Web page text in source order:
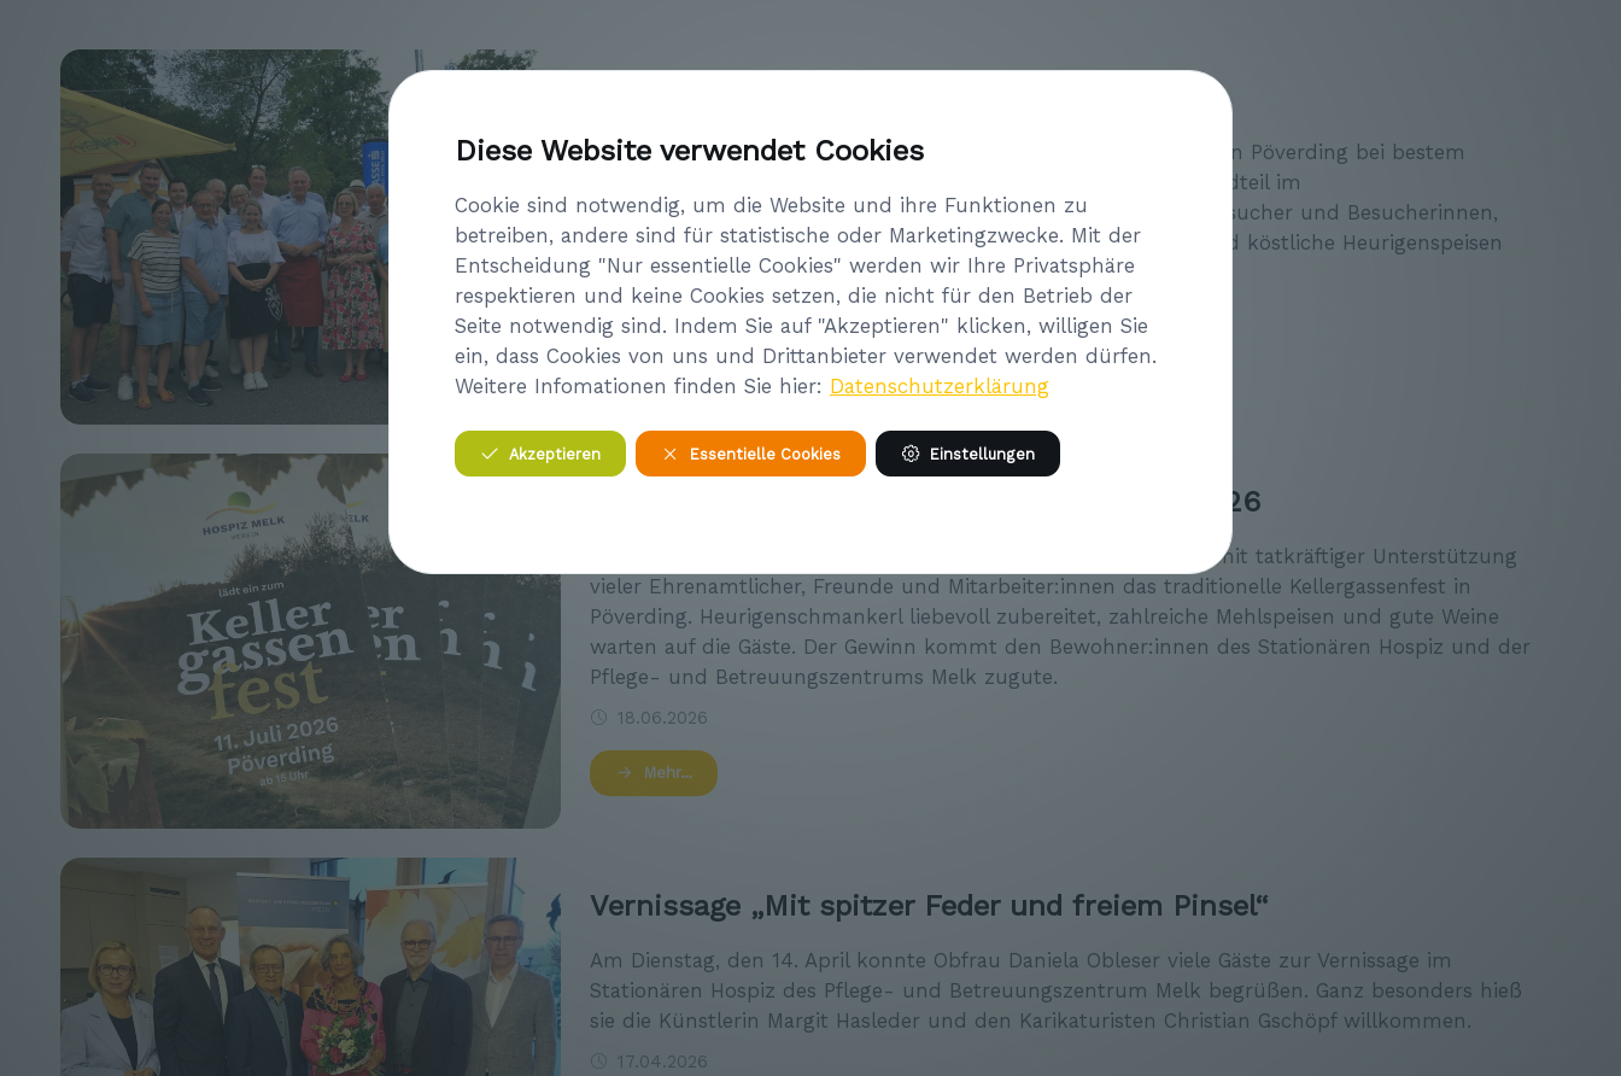
Am 11. Juli 2026 ging das 24. Kellergassenfest des Verein Hospiz in Pöverding bei bestem
Sommerwetter über die Bühne. Dass dieses Fest ein fixer Bestandteil im
Veranstaltungskalender ist, bewiesen einmal mehr zahlreiche Besucher und Besucherinnen,
die bis in den Nachtstunden zu beste Weine aus der Wachau und köstliche Heurigenspeisen
genossen.
16.07.2026
Mehr…
Herzliche Einladung zum Kellergassenfest 2026
Am 11. Juli 2026 ab 15 Uhr veranstaltet der Verein Hospiz Melk mit tatkräftiger Unterstützung
vieler Ehrenamtlicher, Freunde und Mitarbeiter:innen das traditionelle Kellergassenfest in
Pöverding. Heurigenschmankerl liebevoll zubereitet, zahlreiche Mehlspeisen und gute Weine
warten auf die Gäste. Der Gewinn kommt den Bewohner:innen des Stationären Hospiz und der
Pflege- und Betreuungszentrums Melk zugute.
18.06.2026
Mehr…
Vernissage „Mit spitzer Feder und freiem Pinsel“
Am Dienstag, den 14. April konnte Obfrau Daniela Obleser viele Gäste zur Vernissage im
Stationären Hospiz des Pflege- und Betreuungszentrum Melk begrüßen. Ganz besonders hieß
sie die Künstlerin Margit Hasleder und den Karikaturisten Christian Gschöpf willkommen.
17.04.2026
Diese Website verwendet Cookies
Cookie sind notwendig, um die Website und ihre Funktionen zu
betreiben, andere sind für statistische oder Marketingzwecke. Mit der
Entscheidung "Nur essentielle Cookies" werden wir Ihre Privatsphäre
respektieren und keine Cookies setzen, die nicht für den Betrieb der
Seite notwendig sind. Indem Sie auf "Akzeptieren" klicken, willigen Sie
ein, dass Cookies von uns und Drittanbieter verwendet werden dürfen.
Weitere Infomationen finden Sie hier: Datenschutzerklärung
Akzeptieren Essentielle Cookies Einstellungen